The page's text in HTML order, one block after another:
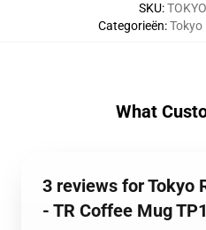
SKU:
Categorieën:Tokyo
What
3 reviews for Tokyo
- TR Coffee Mug